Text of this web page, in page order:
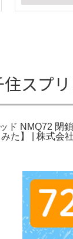
スプ
NMQ72 閉
た】 | 株式会